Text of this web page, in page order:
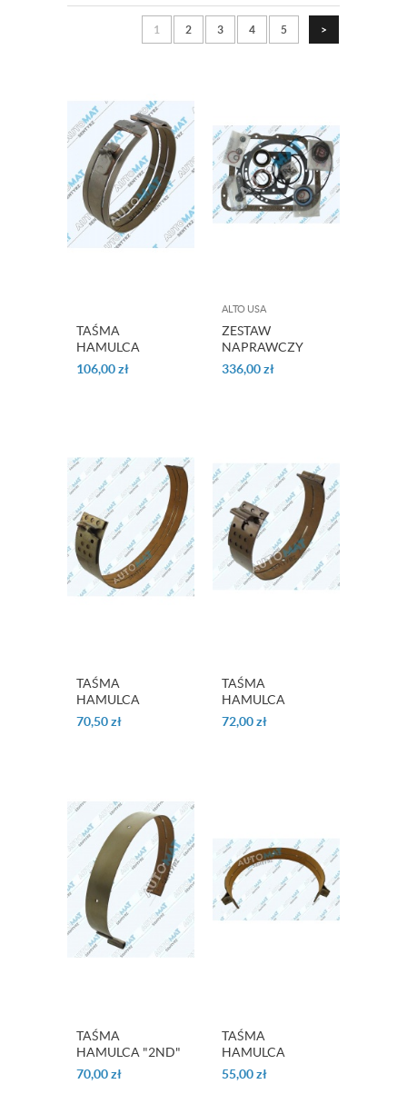
1 2 3 4 5 >
TAŚMA
HAMULCA
"FORWARD" GM
4T65E
106,00zł
ALTO USA
ZESTAW
NAPRAWCZY
OHK A727 (TF8)
1971 -1997
336,00zł
TAŚMA
HAMULCA
"INTERMEDIATE"
G4A-EL
70,50zł
TAŚMA
HAMULCA
"INTERMEDIATE"
F3A
72,00zł
TAŚMA
HAMULCA "2ND"
"COAST" MX17
70,00zł
TAŚMA
HAMULCA
"KICKDOWN" KM
170 SERIES
55,00zł